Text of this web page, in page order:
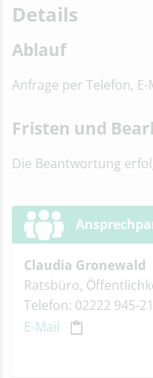
Details
Ablauf
Anfrage per Telefon,
Fristen und
Die Beantwortung
Claudia Gronewald
Ratsbüro,
Telefon: 02222 945-
E-Mail